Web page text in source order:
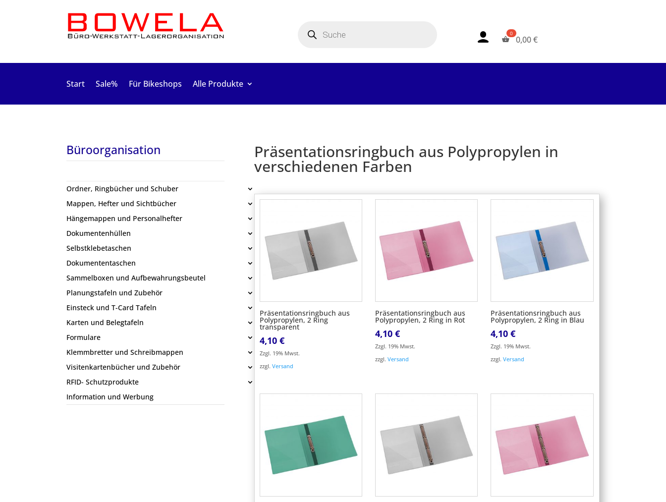
search
0,00€
Start Sale% Für Bikeshops Alle Produkte
Büroorganisation
Ordner, Ringbücher und Schuber
Mappen, Hefter und Sichtbücher
Hängemappen und Personalhefter
Dokumentenhüllen
Selbstklebetaschen
Dokumententaschen
Sammelboxen und Aufbewahrungsbeutel
Planungstafeln und Zubehör
Einsteck und T-Card Tafeln
Karten und Belegtafeln
Formulare
Klemmbretter und Schreibmappen
Visitenkartenbücher und Zubehör
RFID- Schutzprodukte
Information und Werbung
Präsentationsringbuch aus Polypropylen in
verschiedenen Farben
Präsentationsringbuch aus
Polypropylen, 2 Ring
transparent
4,10 €
Zzgl. 19% Mwst.
zzgl. Versand
Präsentationsringbuch aus
Polypropylen, 2 Ring in Rot
4,10 €
Zzgl. 19% Mwst.
zzgl. Versand
Präsentationsringbuch aus
Polypropylen, 2 Ring in Blau
4,10 €
Zzgl. 19% Mwst.
zzgl. Versand